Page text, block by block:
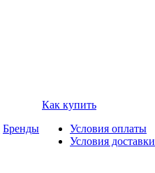
Бренды
Как купить
Условия оплаты
Условия доставки